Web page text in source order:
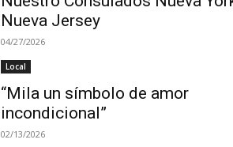
Nueva Jersey
04/27/2026
Local
“Mila un símbolo de amor
incondicional”
02/13/2026